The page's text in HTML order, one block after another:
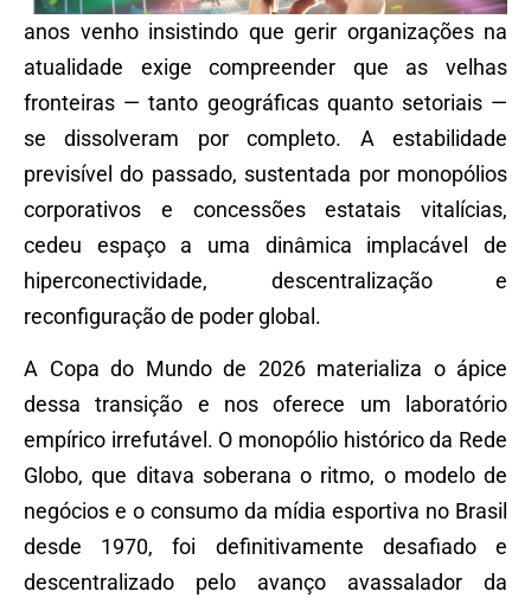
anos venho insistindo que gerir organizações na
atualidade exige compreender que as velhas
fronteiras — tanto geográficas quanto setoriais —
se dissolveram por completo. A estabilidade
previsível do passado, sustentada por monopólios
corporativos e concessões estatais vitalícias,
cedeu espaço a uma dinâmica implacável de
hiperconectividade, descentralização e
reconfiguração de poder global.
A Copa do Mundo de 2026 materializa o ápice
dessa transição e nos oferece um laboratório
empírico irrefutável. O monopólio histórico da Rede
Globo, que ditava soberana o ritmo, o modelo de
negócios e o consumo da mídia esportiva no Brasil
desde 1970, foi definitivamente desafiado e
descentralizado pelo avanço avassalador da